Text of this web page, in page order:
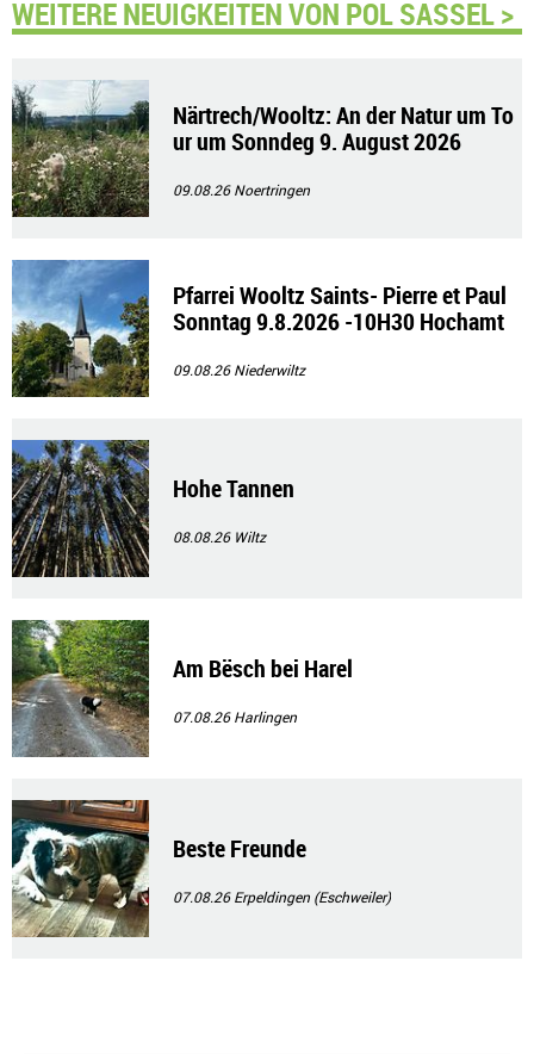
WEITERE NEUIGKEITEN VON POL SASSEL >
Närtrech/Wooltz: An der Natur um To
ur um Sonndeg 9. August 2026
09.08.26Noertringen
Pfarrei Wooltz Saints- Pierre et Paul
Sonntag 9.8.2026 -10H30 Hochamt
09.08.26Niederwiltz
Hohe Tannen
08.08.26 Wiltz
Am Bësch bei Harel
07.08.26Harlingen
Beste Freunde
07.08.26Erpeldingen (Eschweiler)